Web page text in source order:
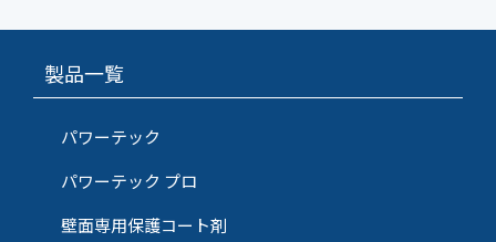
製品一覧
パワーテック
パワーテック プロ
壁面専用保護コート剤